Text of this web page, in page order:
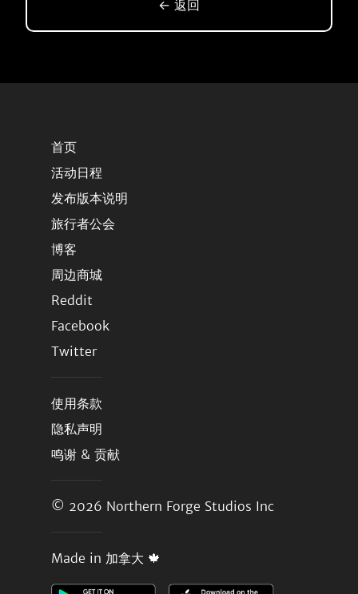
← 返回
首页
活动日程
发布版本说明
旅行者公会
博客
周边商城
Reddit
Facebook
Twitter
使用条款
隐私声明
鸣谢 & 贡献
© 2026 Northern Forge Studios Inc
Made in 加拿大 🍁